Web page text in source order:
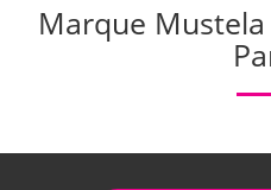
Marque